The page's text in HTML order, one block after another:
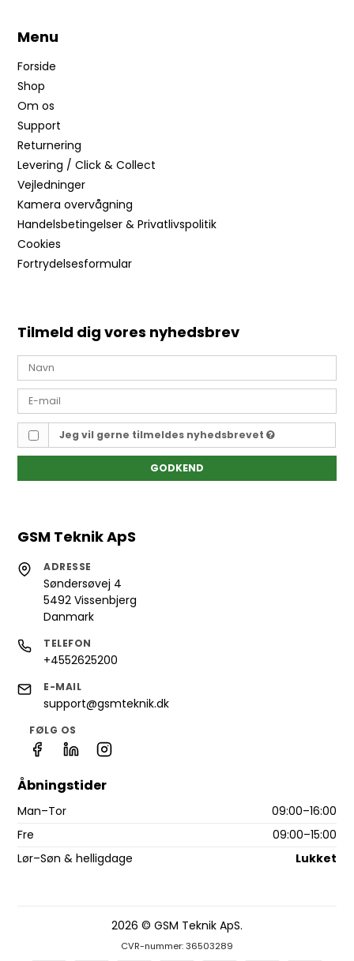
Menu
Forside
Shop
Om os
Support
Returnering
Levering / Click & Collect
Vejledninger
Kamera overvågning
Handelsbetingelser & Privatlivspolitik
Cookies
Fortrydelsesformular
Tilmeld dig vores nyhedsbrev
Jeg vil gerne tilmeldes nyhedsbrevet
GODKEND
GSM Teknik ApS
ADRESSE
Søndersøvej 4
5492 Vissenbjerg
Danmark
TELEFON
+4552625200
E-MAIL
support@gsmteknik.dk
FØLG OS
Åbningstider
Man–Tor
09:00–16:00
Fre
09:00–15:00
Lør–Søn & helligdage
Lukket
2026 © GSM Teknik ApS.
CVR-nummer: 36503289